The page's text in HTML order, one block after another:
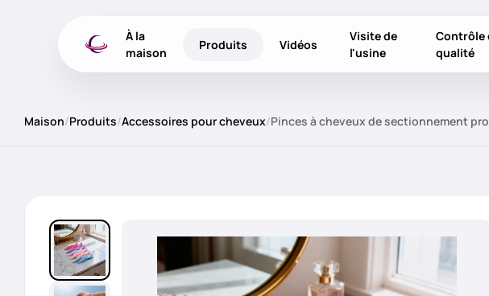
À la
maison
Produits Vidéos
Visite de
l'usine
Contrôle
qualité
Maison/Produits/Accessoires pour cheveux/Pinces à cheveux de sectionnement